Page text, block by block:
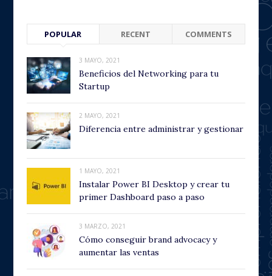
POPULAR RECENT COMMENTS
3 MAYO, 2021
Beneficios del Networking para tu
Startup
2 MAYO, 2021
Diferencia entre administrar y gestionar
1 MAYO, 2021
Instalar Power BI Desktop y crear tu
primer Dashboard paso a paso
3 MARZO, 2021
Cómo conseguir brand advocacy y
aumentar las ventas